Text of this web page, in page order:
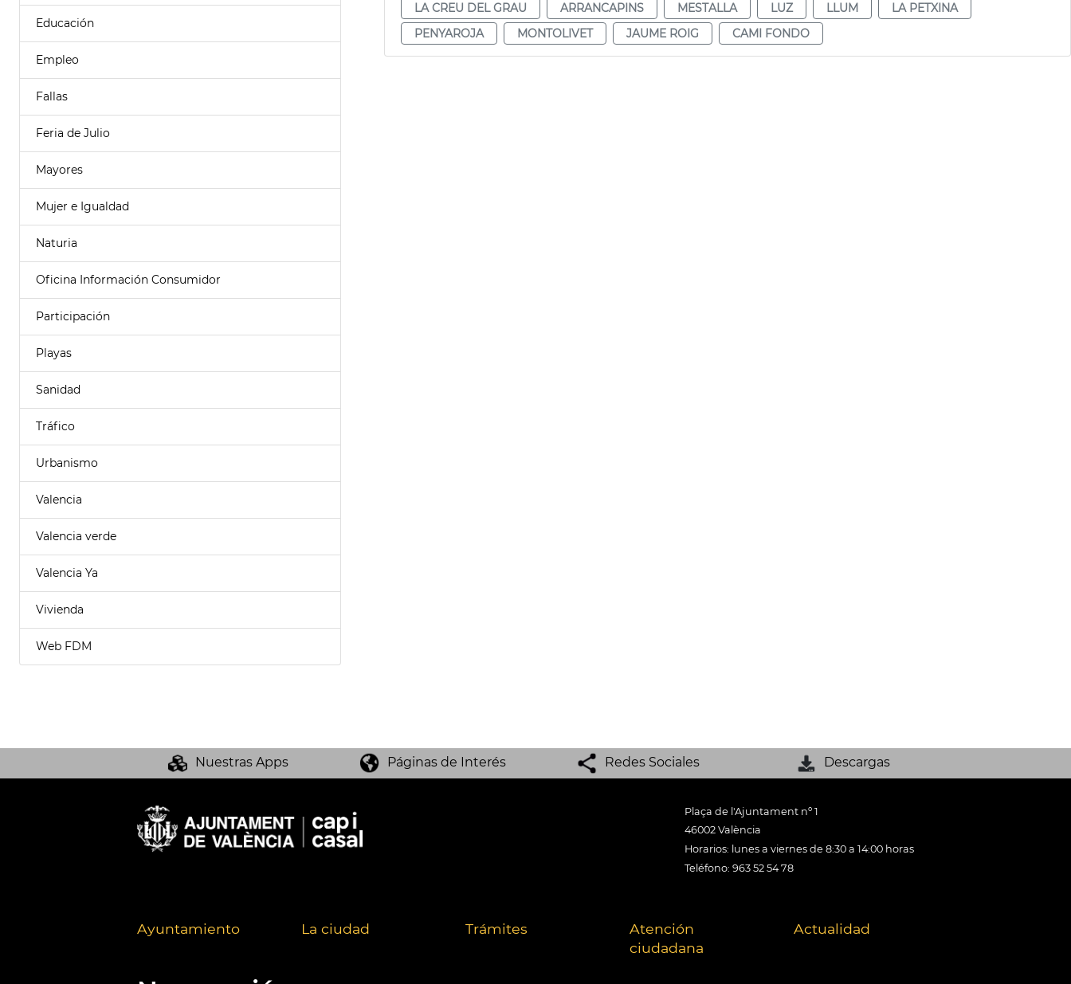
Educación
Empleo
Fallas
Feria de Julio
Mayores
Mujer e Igualdad
Naturia
Oficina Información Consumidor
Participación
Playas
Sanidad
Tráfico
Urbanismo
Valencia
Valencia verde
Valencia Ya
Vivienda
Web FDM
LA CREU DEL GRAU
ARRANCAPINS MESTALLA LUZ LLUM
LA PETXINA
PENYAROJA
MONTOLIVET JAUME ROIG CAMI FONDO
Nuestras Apps Páginas de Interés Redes Sociales Descargas
Plaça de l'Ajuntament nº 1
46002 València
Horarios: lunes a viernes de 8:30 a 14:00 horas
Teléfono: 963 52 54 78
Ayuntamiento La ciudad Trámites
Atención
ciudadana
Actualidad